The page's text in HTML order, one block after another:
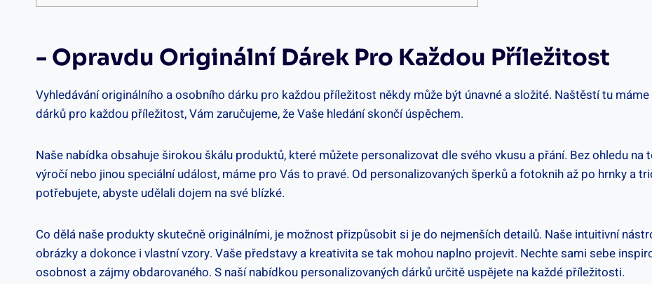
-⁣ Opravdu Originální Dárek⁣ Pro Každou Příležitost
Vyhledávání originálního a osobního dárku pro každou příležitost ‌někdy může být únavné a složité. ‌Naštěstí tu⁤
dárků pro každou příležitost, ⁣Vám zaručujeme, že Vaše hledání skončí⁢ úspěchem.
Naše nabídka ⁣obsahuje širokou škálu ‌produktů, které můžete personalizovat ⁤dle⁣ svého ​vkusu a přání. ⁤Bez⁤ ohledu na
⁢výročí nebo⁤ jinou speciální ‍událost,​ máme pro Vás ​to ⁤pravé.​ Od personalizovaných šperků a fotoknih až⁤ po hrnky a
potřebujete, abyste udělali ​dojem na​ své ‍blízké.
Co dělá naše produkty skutečně originálními, je možnost přizpůsobit ​si je do nejmenších detailů.‌ Naše ⁤intuitivní
obrázky a dokonce i ⁤vlastní vzory.⁢ Vaše představy ⁣a kreativita se ‌tak mohou naplno​ projevit. Nechte sami sebe⁤
osobnost a⁢ zájmy obdarovaného. S naší nabídkou personalizovaných dárků ⁣určitě uspějete na každé příležitosti.